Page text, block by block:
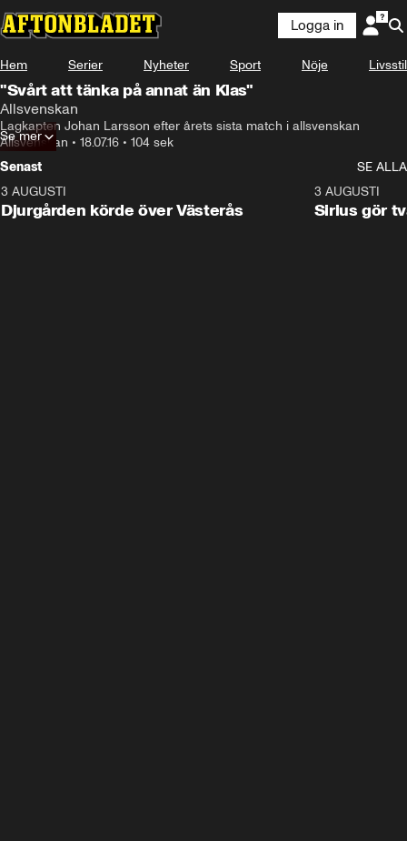
Logga in
Hem Serier Nyheter Sport Nöje Livsstil
"Svårt att tänka på annat än Klas"
Allsvenskan
Lagkapten Johan Larsson efter årets sista match i allsvenskan
Allsvenskan • 18.07.16 • 104 sek
Se mer
Senast
SE ALLA
3 AUGUSTI
Djurgården körde över Västerås
3 AUGUSTI
Sirius gör